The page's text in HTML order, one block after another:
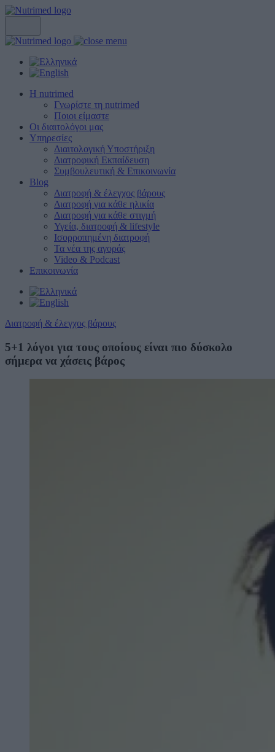
Η nutrimed
Γνωρίστε τη nutrimed
Ποιοι είμαστε
Οι διαιτολόγοι μας
Υπηρεσίες
Διαιτολογική Υποστήριξη
Διατροφική Εκπαίδευση
Συμβουλευτική & Επικοινωνία
Blog
Διατροφή & έλεγχος βάρους
Διατροφή για κάθε ηλικία
Διατροφή για κάθε στιγμή
Υγεία, διατροφή & lifestyle
Ισορροπημένη διατροφή
Τα νέα της αγοράς
Video & Podcast
Επικοινωνία
Διατροφή & έλεγχος βάρους
5+1 λόγοι για τους οποίους είναι πιο δύσκολο
σήμερα να χάσεις βάρος